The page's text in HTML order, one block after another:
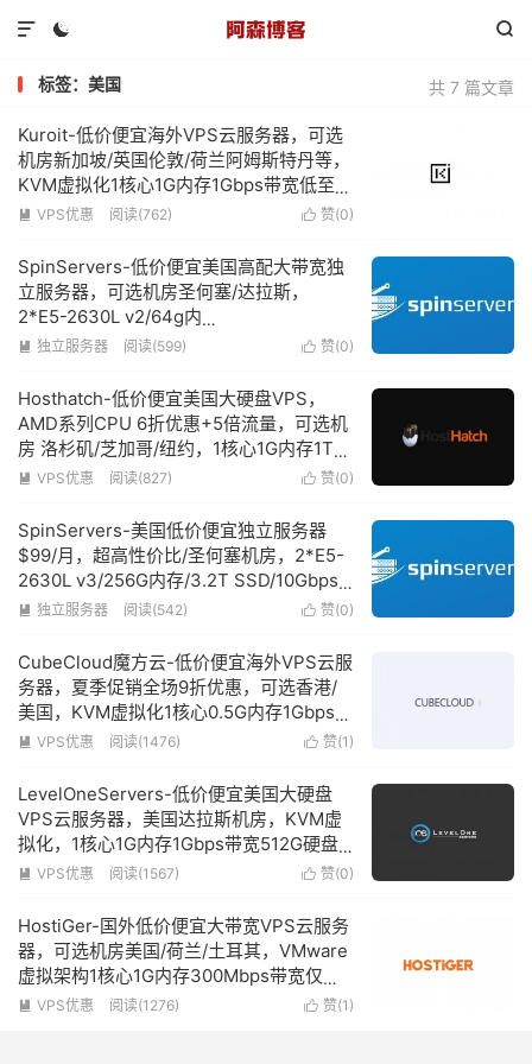
 

共 7 篇文章
标签：美国
Kuroit-低价便宜海外VPS云服务器，可选
机房新加坡/英国伦敦/荷兰阿姆斯特丹等，
KVM虚拟化1核心1G内存1Gbps带宽低至
£12/年
 赞(0)
 VPS优惠 阅读(762)
SpinServers-低价便宜美国高配大带宽独
立服务器，可选机房圣何塞/达拉斯，
2*E5-2630L v2/64g内
存/1.6TSSD/10Gbps超大带宽低至$89/月
 赞(0)
 独立服务器 阅读(599)
Hosthatch-低价便宜美国大硬盘VPS，
AMD系列CPU 6折优惠+5倍流量，可选机
房 洛杉矶/芝加哥/纽约，1核心1G内存1TB
硬盘低至$33/年
 赞(0)
 VPS优惠 阅读(827)
SpinServers-美国低价便宜独立服务器
$99/月，超高性价比/圣何塞机房，2*E5-
2630L v3/256G内存/3.2T SSD/10Gbps
超大带宽
 赞(0)
 独立服务器 阅读(542)
CubeCloud魔方云-低价便宜海外VPS云服
务器，夏季促销全场9折优惠，可选香港/
美国，KVM虚拟化1核心0.5G内存1Gbps带
宽低至39元/月
 赞(1 )
 VPS优惠 阅读(1476)
LevelOneServers-低价便宜美国大硬盘
VPS云服务器，美国达拉斯机房，KVM虚
拟化，1核心1G内存1Gbps带宽512G硬盘
仅需17美元/年
 赞(0)
 VPS优惠 阅读(1567)
HostiGer-国外低价便宜大带宽VPS云服务
器，可选机房美国/荷兰/土耳其，VMware
虚拟架构1核心1G内存300Mbps带宽仅需1
美元/月
 赞(1 )
 VPS优惠 阅读(1276)